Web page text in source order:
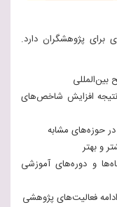
برای پژوهشگران دارد.
نتیجه افزایش شاخص‌های
حوزه‌های مشابه
و بهتر
و دوره‌های آموزشی
فعالیت‌های پژوهشی